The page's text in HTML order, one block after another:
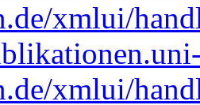
xmlui/
xmlui/